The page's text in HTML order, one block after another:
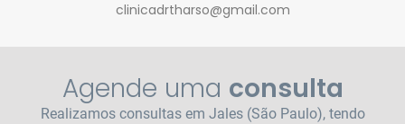
clinicadrtharso@gmail.com
Agende uma consulta
Realizamos consultas em Jales (São Paulo), tendo